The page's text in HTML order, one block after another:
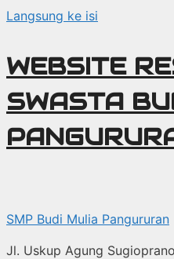
Langsung ke isi
WEBSITE
SWASTA
SMP Budi Mulia Pangururan
Jl. Uskup Agung